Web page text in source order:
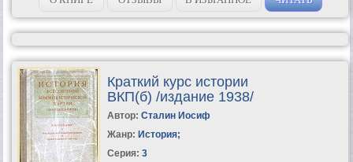
Краткий курс истории
ВКП(б) /издание 1938/
Автор: Сталин Иосиф
Жанр: История;
Серия: 3